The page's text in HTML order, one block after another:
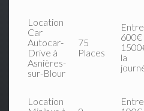
Location
Car
Autocar-
Drive à
Asnières-
sur-Blour
75
Places
Entre
la
Location
Entre